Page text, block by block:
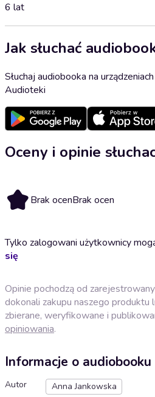
6 lat
Jak słuchać
Słuchaj audiobooka na
Audioteki
Oceny i opinie
Brak ocenBrak ocen
Tylko zalogowani użytkownicy
się
Opinie pochodzą od
dokonali zakupu naszego produktu
zbierane, weryfikowane i
opiniowania.
Informacje o audiobooku
Autor
Anna Jankowska